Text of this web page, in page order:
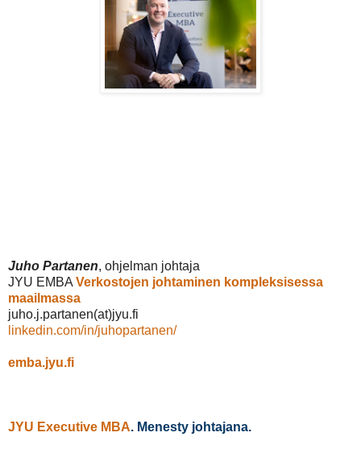
Juho Partanen, ohjelman johtaja
JYU EMBAVerkostojen johtaminen kompleksisessa
maailmassa
juho.j.partanen(at)jyu.fi
linkedin.com/in/juhopartanen/
emba.jyu.fi
JYU Executive MBA. Menesty johtajana.